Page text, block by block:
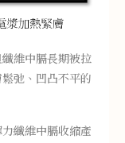
維中膈長期被拉
弛、凹凸不平的
纖維中膈收縮產